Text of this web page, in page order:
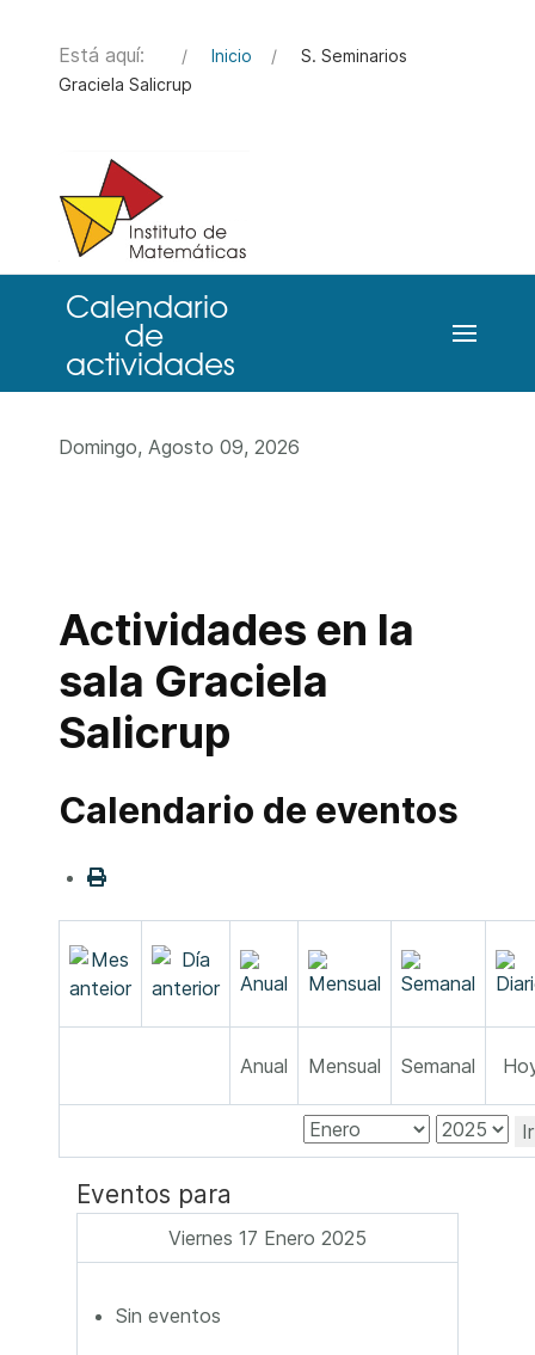
Está aquí: Inicio
S. Seminarios
Graciela Salicrup
Domingo, Agosto 09, 2026
Actividades en la
sala Graciela
Salicrup
Calendario de eventos
Anual Mensual Semanal
Eventos para
Viernes 17 Enero 2025
Sin eventos